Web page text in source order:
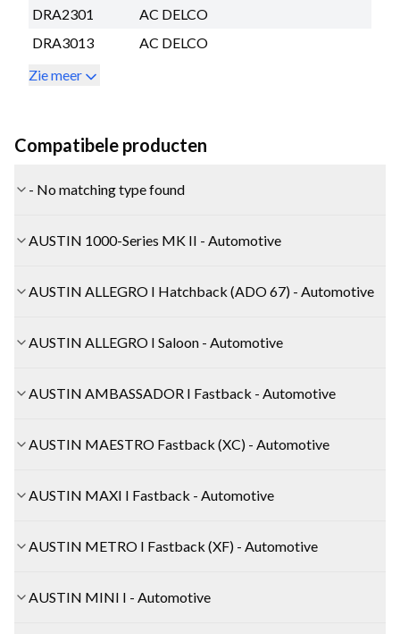
DRA2301
AC DELCO
DRA3013
AC DELCO
Zie meer
Compatibele producten
- No matching type found
AUSTIN 1000-Series MK II - Automotive
AUSTIN ALLEGRO I Hatchback (ADO 67) - Automotive
AUSTIN ALLEGRO I Saloon - Automotive
AUSTIN AMBASSADOR I Fastback - Automotive
AUSTIN MAESTRO Fastback (XC) - Automotive
AUSTIN MAXI I Fastback - Automotive
AUSTIN METRO I Fastback (XF) - Automotive
AUSTIN MINI I - Automotive